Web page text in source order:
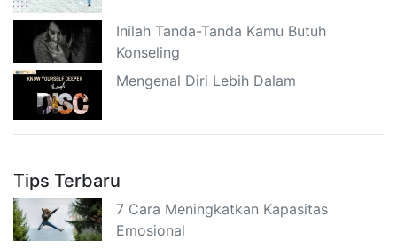
Inilah Tanda-Tanda Kamu Butuh
Konseling
Mengenal Diri Lebih Dalam
Tips Terbaru
7 Cara Meningkatkan Kapasitas
Emosional